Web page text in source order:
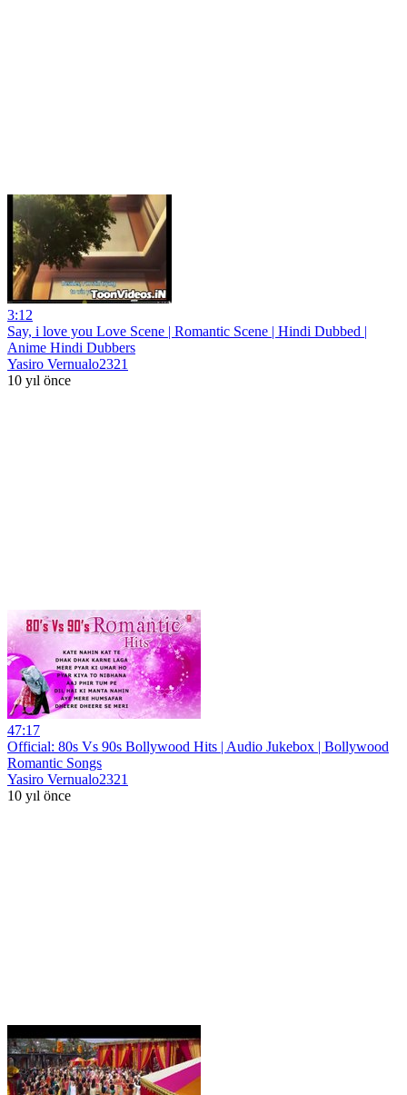
3:12
Say, i love you Love Scene | Romantic Scene | Hindi Dubbed |
Anime Hindi Dubbers
Yasiro Vernualo2321
10 yıl önce
47:17
Official: 80s Vs 90s Bollywood Hits | Audio Jukebox | Bollywood
Romantic Songs
Yasiro Vernualo2321
10 yıl önce